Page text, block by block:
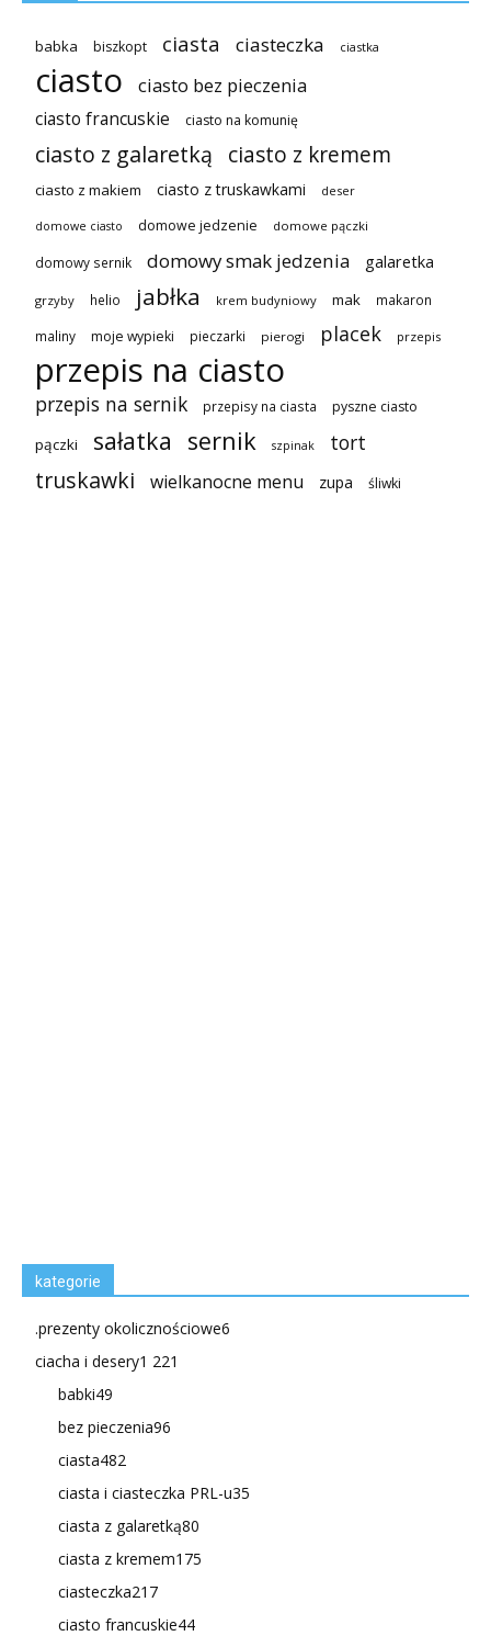
babka biszkopt ciasta ciasteczka ciastka
ciasto ciasto bez pieczenia
ciasto francuskie ciasto na komunię
ciasto z galaretką ciasto z kremem
ciasto z makiem ciasto z truskawkami deser
domowe ciasto domowe jedzenie domowe pączki
domowy sernik domowy smak jedzenia galaretka
grzyby helio jabłka krem budyniowy mak makaron
maliny moje wypieki pieczarki pierogi placek przepis
przepis na ciasto
przepis na sernik przepisy na ciasta pyszne ciasto
pączki sałatka sernik szpinak tort
truskawki wielkanocne menu zupa śliwki
kategorie
.prezenty okolicznościowe6
ciacha i desery1 221
babki49
bez pieczenia96
ciasta482
ciasta i ciasteczka PRL-u35
ciasta z galaretką80
ciasta z kremem175
ciasteczka217
ciasto francuskie44